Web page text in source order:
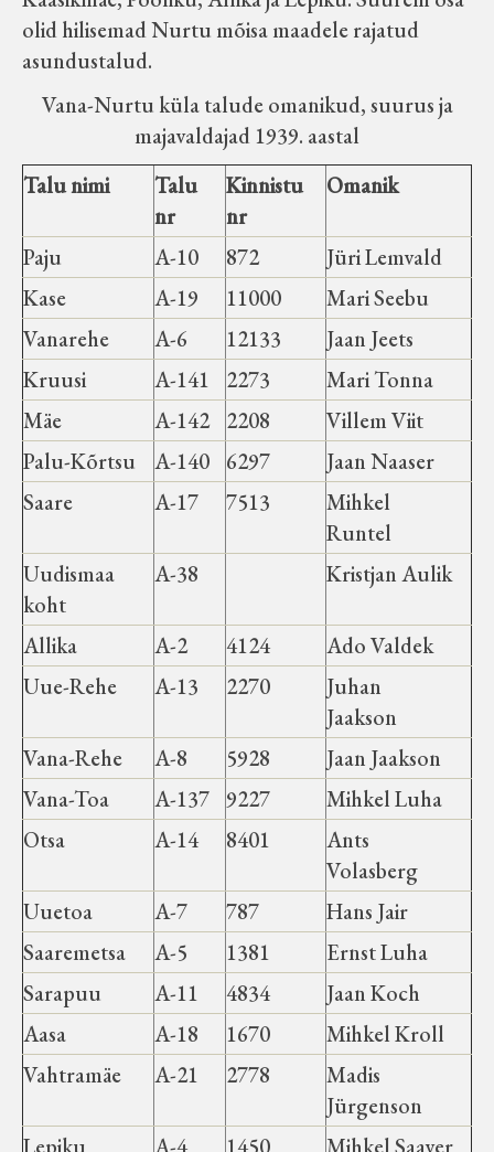
olid hilisemad Nurtu mõisa maadele rajatud
asundustalud.
Vana-Nurtu küla talude omanikud, suurus ja
majavaldajad 1939. aastal
Talu nimi
Talu
nr
Kinnistu
nr
Omanik
Paju A-10 872
Jüri Lemvald
Kase
A-19 11000
Mari Seebu
Vanarehe
A-6 12133
Jaan Jeets
Kruusi
A-141 2273
Mari Tonna
Mäe
A-142 2208
Villem Viit
Palu-Kõrtsu
A-140 6297
Jaan Naaser
Saare
A-17 7513
Mihkel
Runtel
Uudismaa
koht
A-38 Kristjan Aulik
Allika A-2 4124
Ado Valdek
Uue-Rehe
A-13 2270
Juhan
Jaakson
Vana-Rehe
A-8 5928
Jaan Jaakson
Vana-Toa
A-137 9227
Mihkel Luha
Otsa
A-14 8401
Ants
Volasberg
Uuetoa
A-7 787
Hans Jair
Saaremetsa
A-5 1381
Ernst Luha
Sarapuu
A-11 4834
Jaan Koch
Aasa
A-18 1670
Mihkel Kroll
Vahtramäe
A-21 2778
Madis
Jürgenson